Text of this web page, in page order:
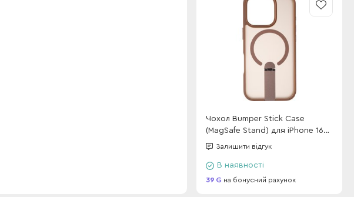
Чохол Bumper Stick Case
(MagSafe Stand) для iPhone 16
Pro Brown
Залишити відгук
В наявності
39 на бонусний рахунок